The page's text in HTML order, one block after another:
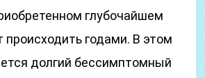
глубочайшем
годами. В этом
долгий бессимптомный